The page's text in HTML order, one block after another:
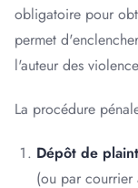
obligatoire pour
permet
l'auteur des
La procédure
Dépôt de
(ou par courrier